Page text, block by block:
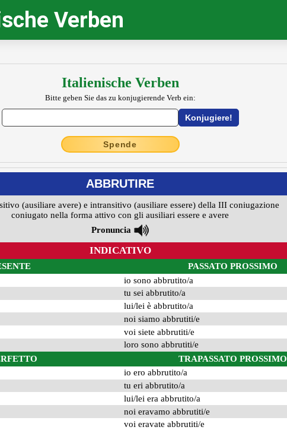
Verben
Italienische Verben
Bitte geben Sie das zu konjugierende Verb ein:
Spende
ABBRUTIRE
(ausiliare avere) e intransitivo (ausiliare essere) della III coniugazione
coniugato nella forma attivo con gli ausiliari essere e avere
Pronuncia
INDICATIVO
PASSATO PROSSIMO
io sono abbrutito/a
tu sei abbrutito/a
lui/lei è abbrutito/a
noi siamo abbrutiti/e
voi siete abbrutiti/e
loro sono abbrutiti/e
TRAPASSATO PROSSIMO
io ero abbrutito/a
tu eri abbrutito/a
lui/lei era abbrutito/a
noi eravamo abbrutiti/e
voi eravate abbrutiti/e